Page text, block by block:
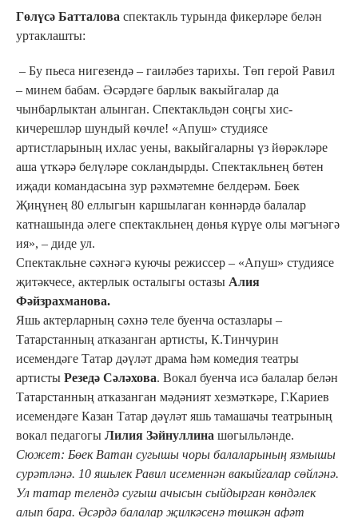
Гөлүсә Батталова спектакль турында фикерләре белән
уртаклашты:
– Бу пьеса нигезендә – гаиләбез тарихы. Төп герой Равил
– минем бабам. Әсәрдәге барлык вакыйгалар да
чынбарлыктан алынган. Спектакльдән соңгы хис-
кичерешләр шундый көчле! «Апуш» студиясе
артистларының ихлас уены, вакыйгаларны үз йөрәкләре
аша үткәрә белүләре сокландырды. Спектакльнең бөтен
иҗади командасына зур рәхмәтемне белдерәм. Бөек
Җиңүнең 80 еллыгын каршылаган көннәрдә балалар
катнашында әлеге спектакльнең дөнья күрүе олы мәгънәгә
ия», – диде ул.
Спектакльне сәхнәгә куючы режиссер – «Апуш» студиясе
җитәкчесе, актерлык осталыгы остазы Алия
Фәйзрахманова.
Яшь актерларның сәхнә теле буенча остазлары –
Татарстанның атказанган артисты, К.Тинчурин
исемендәге Татар дәүләт драма һәм комедия театры
артисты Резедә Сәләхова. Вокал буенча исә балалар белән
Татарстанның атказанган мәдәният хезмәткәре, Г.Кариев
исемендәге Казан Татар дәүләт яшь тамашачы театрының
вокал педагогы Лилия Зәйнуллина шөгыльләнде.
Сюжет: Бөек Ватан сугышы чоры балаларының язмышы
сурәтләнә. 10 яшьлек Равил исеменнән вакыйгалар сөйләнә.
Ул татар телендә сугыш ачысын сыйдырган көндәлек
алып бара. Әсәрдә балалар җилкәсенә төшкән афәт